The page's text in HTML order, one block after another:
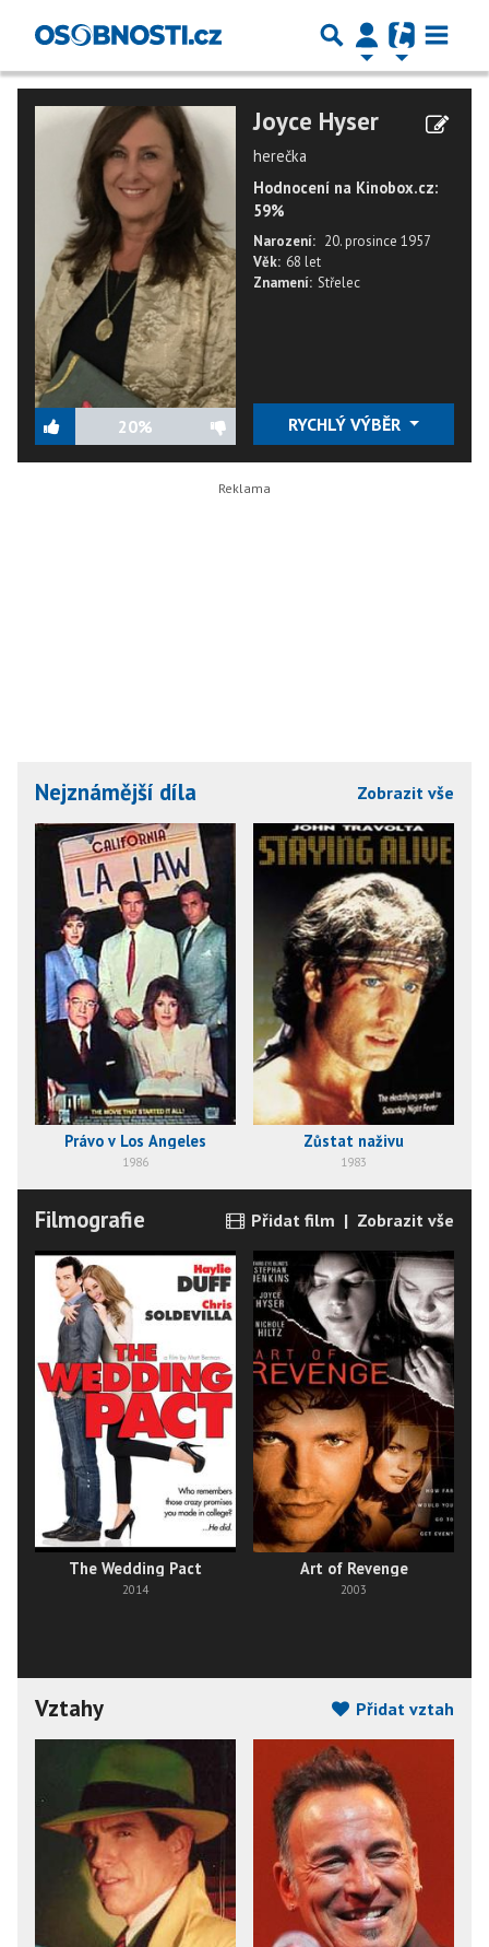
20%
Joyce Hyser
herečka
Hodnocení na Kinobox.cz:
59%
Narození: 20. prosince 1957
Věk: 68 let
Znamení: Střelec
RYCHLÝ VÝBĚR
Nejznámější díla Zobrazit vše
Právo v Los Angeles
1986
Zůstat naživu
1983
Filmografie Přidat film | Zobrazit vše
The Wedding Pact
2014
Art of Revenge
2003
Vztahy Přidat vztah